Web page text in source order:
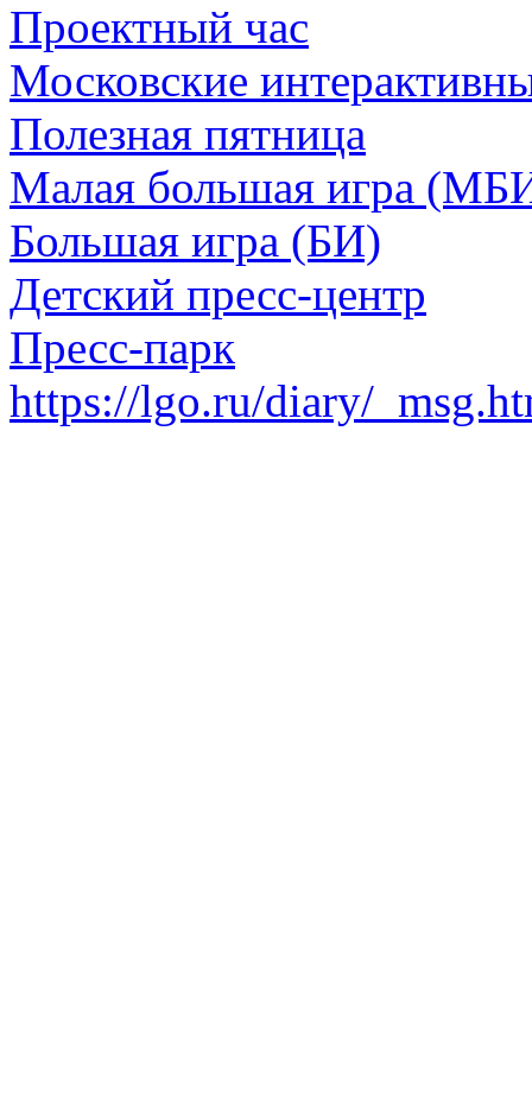
Проектный час
Московские
Полезная пятница
Малая большая игра
Большая игра (БИ)
Детский пресс-центр
Пресс-парк
https://lgo.ru/diary/